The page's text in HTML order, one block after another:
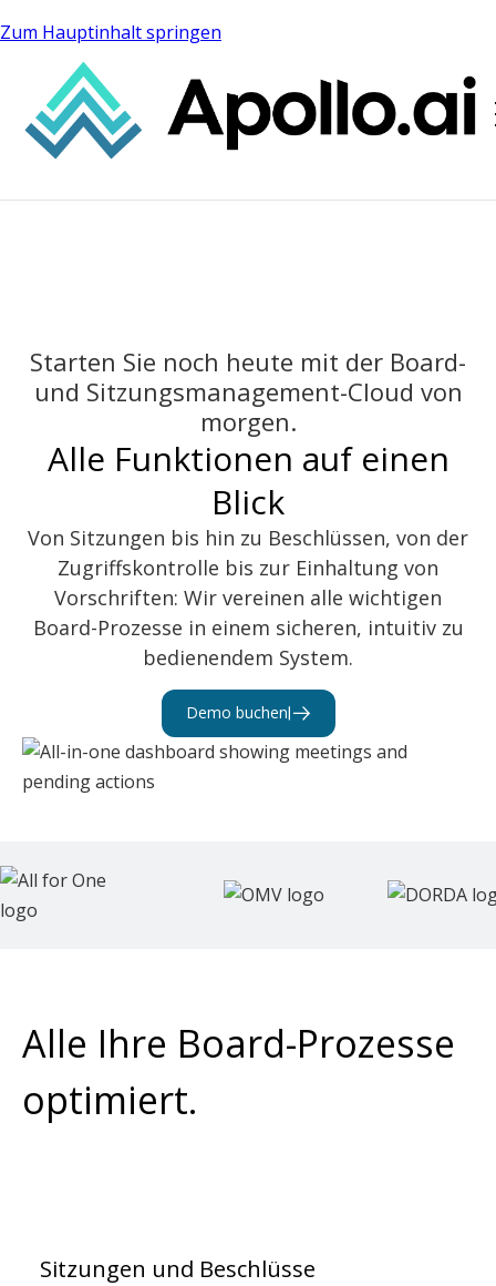
Zum Hauptinhalt springen
Starten Sie noch heute mit der Board-
und Sitzungsmanagement-Cloud von
morgen.
Alle Funktionen auf einen
Blick
Von Sitzungen bis hin zu Beschlüssen, von der
Zugriffskontrolle bis zur Einhaltung von
Vorschriften: Wir vereinen alle wichtigen
Board-Prozesse in einem sicheren, intuitiv zu
bedienendem System.
Demo buchen
Alle Ihre Board-Prozesse
optimiert.
Sitzungen und Beschlüsse